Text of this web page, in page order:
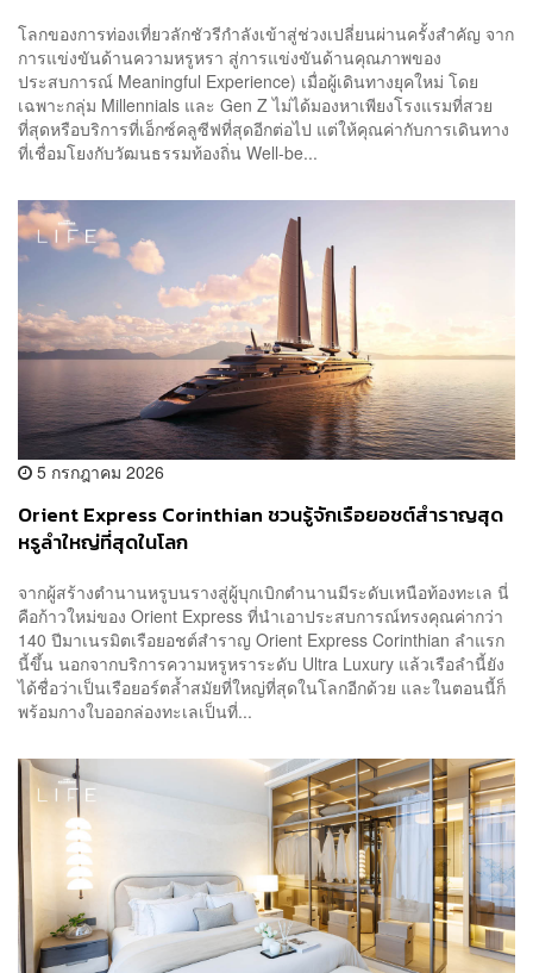
โลกของการท่องเที่ยวลักชัวรีกำลังเข้าสู่ช่วงเปลี่ยนผ่านครั้งสำคัญ จาก
การแข่งขันด้านความหรูหรา สู่การแข่งขันด้านคุณภาพของ
ประสบการณ์ Meaningful Experience) เมื่อผู้เดินทางยุคใหม่ โดย
เฉพาะกลุ่ม Millennials และ Gen Z ไม่ได้มองหาเพียงโรงแรมที่สวย
ที่สุดหรือบริการที่เอ็กซ์คลูซีฟที่สุดอีกต่อไป แต่ให้คุณค่ากับการเดินทาง
ที่เชื่อมโยงกับวัฒนธรรมท้องถิ่น Well-be...
5 กรกฎาคม 2026
Orient Express Corinthian ชวนรู้จักเรือยอชต์สำราญสุด
หรูลำใหญ่ที่สุดในโลก
จากผู้สร้างตำนานหรูบนรางสู่ผู้บุกเบิกตำนานมีระดับเหนือท้องทะเล นี่
คือก้าวใหม่ของ Orient Express ที่นำเอาประสบการณ์ทรงคุณค่ากว่า
140 ปีมาเนรมิตเรือยอชต์สำราญ Orient Express Corinthian ลำแรก
นี้ขึ้น นอกจากบริการความหรูหราระดับ Ultra Luxury แล้วเรือลำนี้ยัง
ได้ชื่อว่าเป็นเรือยอร์ตล้ำสมัยที่ใหญ่ที่สุดในโลกอีกด้วย และในตอนนี้ก็
พร้อมกางใบออกล่องทะเลเป็นที่...